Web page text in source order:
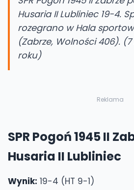
Husaria II Lubliniec 19-4.
rozegrano w Hala
(Zabrze, Wolności 406).
roku)
Reklama
SPR Pogoń 1945 II
Husaria II Lubliniec
Wynik: 19-4 (HT 9-1)